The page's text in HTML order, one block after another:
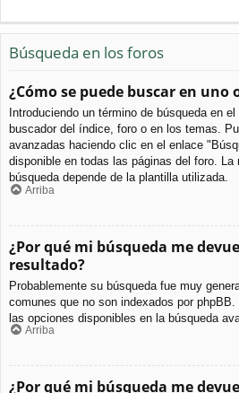
Búsqueda en los foros
¿Cómo se puede buscar en uno
Introduciendo un término de búsqueda en
buscador del índice, foro o en los temas.
avanzadas haciendo clic en el enlace
disponible en todas las páginas del foro. La
búsqueda depende de la plantilla utilizada.
Arriba
¿Por qué mi búsqueda me
resultado?
Probablemente su búsqueda fue muy
comunes que no son indexados por
las opciones disponibles en la búsqueda
Arriba
¿Por qué mi búsqueda me